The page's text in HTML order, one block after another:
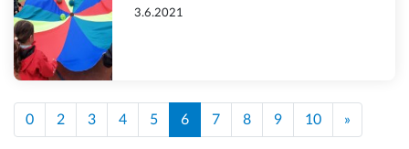
3.6.2021
0 2 3 4 5 6 7 8 9 10 »